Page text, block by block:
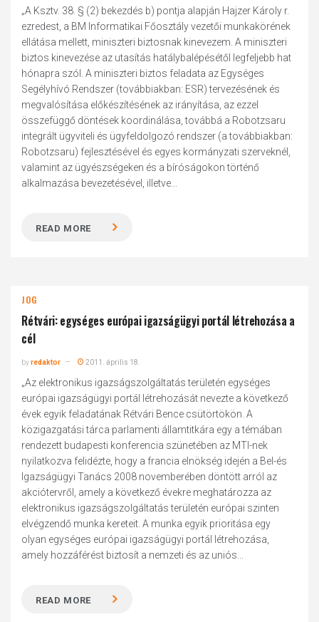
„A Ksztv. 38. § (2) bekezdés b) pontja alapján Hajzer Károly r.
ezredest, a BM Informatikai Főosztály vezetői munkakörének
ellátása mellett, miniszteri biztosnak kinevezem. A miniszteri
biztos kinevezése az utasítás hatálybalépésétől legfeljebb hat
hónapra szól. A miniszteri biztos feladata az Egységes
Segélyhívó Rendszer (továbbiakban: ESR) tervezésének és
megvalósítása előkészítésének az irányítása, az ezzel
összefüggő döntések koordinálása, továbbá a Robotzsaru
integrált ügyviteli és ügyfeldolgozó rendszer (a továbbiakban:
Robotzsaru) fejlesztésével és egyes kormányzati szerveknél,
valamint az ügyészségeken és a bíróságokon történő
alkalmazása bevezetésével, illetve...
READ MORE
JOG
Rétvári: egységes európai igazságügyi portál létrehozása a
cél
byredaktor 2011. április 18.
„Az elektronikus igazságszolgáltatás területén egységes
európai igazságügyi portál létrehozását nevezte a következő
évek egyik feladatának Rétvári Bence csütörtökön. A
közigazgatási tárca parlamenti államtitkára egy a témában
rendezett budapesti konferencia szünetében az MTI-nek
nyilatkozva felidézte, hogy a francia elnökség idején a Bel-és
Igazságügyi Tanács 2008 novemberében döntött arról az
akciótervről, amely a következő évekre meghatározza az
elektronikus igazságszolgáltatás területén európai szinten
elvégzendő munka kereteit. A munka egyik prioritása egy
olyan egységes európai igazságügyi portál létrehozása,
amely hozzáférést biztosít a nemzeti és az uniós...
READ MORE